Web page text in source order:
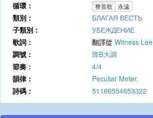
循環： 整首歌 永遠
類別：
БЛАГАЯ ВЕСТЬ
子類別：
УБЕЖДЕНИЕ
歌詞：
翻譯從 Witness Lee
調號：
降B大調
節奏：
4/4
韻律：
Peculiar Meter.
詩碼：
51166554653322